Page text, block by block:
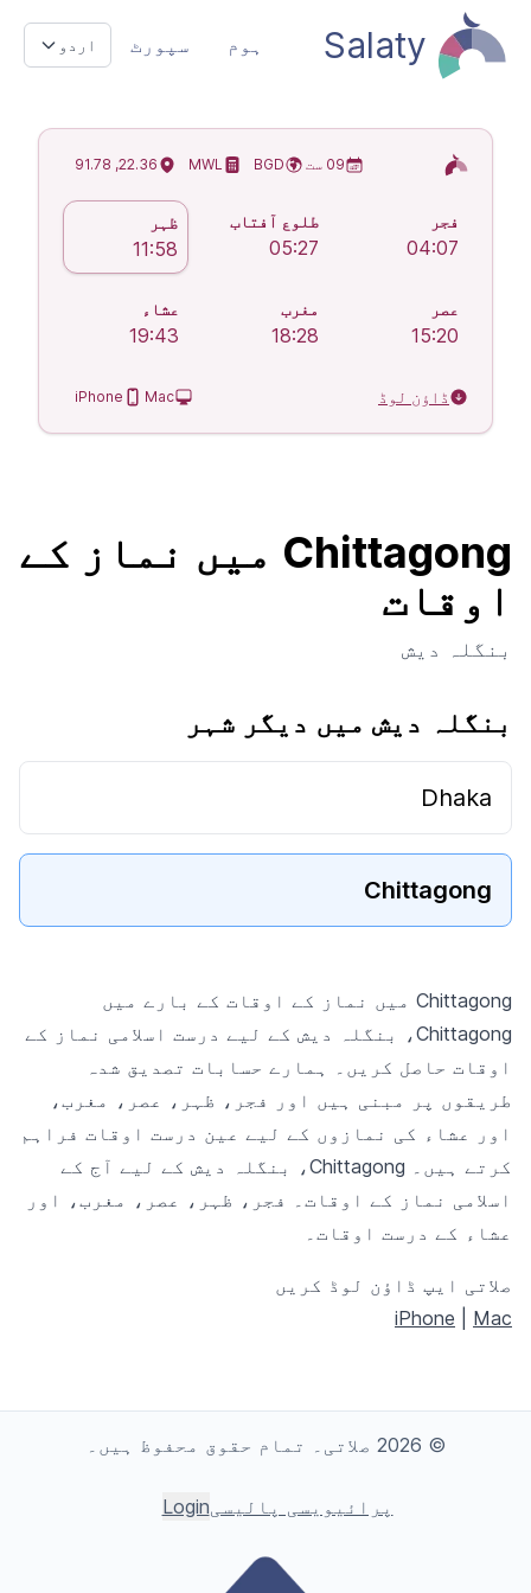
Salaty ہوم سپورٹ اردو
اسلامی نماز کے اوقات
09 ست BGD
MWL
22.36, 91.78
فجر
04:07
طلوع آفتاب
05:27
ظہر
11:58
عصر
15:20
مغرب
18:28
عشاء
19:43
ڈاؤن لوڈ Mac
iPhone
Chittagong میں نماز کے
اوقات
بنگلہ دیش
بنگلہ دیش میں دیگر شہر
Dhaka
Chittagong
Chittagong میں نماز کے اوقات کے بارے میں
Chittagong، بنگلہ دیش کے لیے درست اسلامی نماز کے
اوقات حاصل کریں۔ ہمارے حسابات تصدیق شدہ
طریقوں پر مبنی ہیں اور فجر، ظہر، عصر، مغرب،
اور عشاء کی نمازوں کے لیے عین درست اوقات فراہم
کرتے ہیں۔ Chittagong، بنگلہ دیش کے لیے آج کے
اسلامی نماز کے اوقات۔ فجر، ظہر، عصر، مغرب، اور
عشاء کے درست اوقات۔
صلاتی ایپ ڈاؤن لوڈ کریں
iPhone
Mac
© 2026 صلاتی۔ تمام حقوق محفوظ ہیں۔
پرائیویسی پالیسیLogin